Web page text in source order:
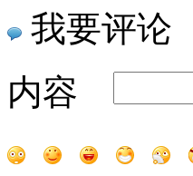
我要评论
内容